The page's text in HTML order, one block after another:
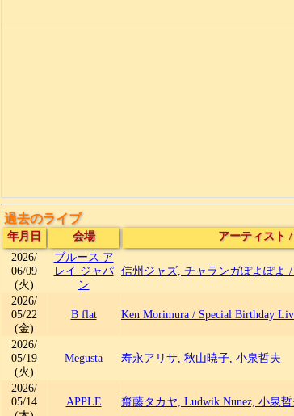
過去のライブ
年月日 会場 アーティスト /
2026/
06/09
(火)
ブルース ア
レイ ジャパ
ン
信州ジャズ, チャランガぽよぽよ /
2026/
05/22
(金)
B flat Ken Morimura / Special Birthday
2026/
05/19
(火)
Megusta 寿永アリサ, 秋山暁子, 小泉哲夫
2026/
05/14
APPLE 齋藤タカヤ, Ludwik Nunez, 小泉哲